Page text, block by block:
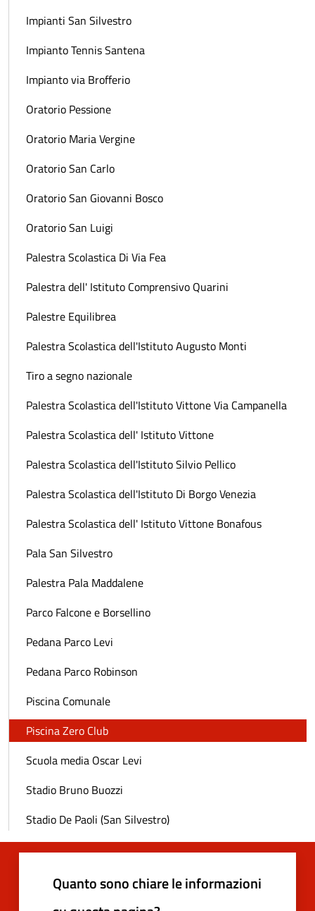
Impianti San Silvestro
Impianto Tennis Santena
Impianto via Brofferio
Oratorio Pessione
Oratorio Maria Vergine
Oratorio San Carlo
Oratorio San Giovanni Bosco
Oratorio San Luigi
Palestra Scolastica Di Via Fea
Palestra dell' Istituto Comprensivo Quarini
Palestre Equilibrea
Palestra Scolastica dell'Istituto Augusto Monti
Tiro a segno nazionale
Palestra Scolastica dell'Istituto Vittone Via Campanella
Palestra Scolastica dell' Istituto Vittone
Palestra Scolastica dell'Istituto Silvio Pellico
Palestra Scolastica dell'Istituto Di Borgo Venezia
Palestra Scolastica dell' Istituto Vittone Bonafous
Pala San Silvestro
Palestra Pala Maddalene
Parco Falcone e Borsellino
Pedana Parco Levi
Pedana Parco Robinson
Piscina Comunale
Piscina Zero Club
Scuola media Oscar Levi
Stadio Bruno Buozzi
Stadio De Paoli (San Silvestro)
Quanto sono chiare le informazioni